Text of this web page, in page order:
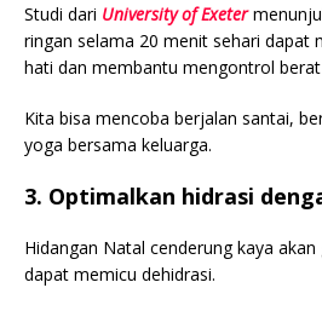
Studi dari University of Exeter
ringan selama 20 menit sehari dapat
hati dan membantu mengontrol berat
Kita bisa mencoba berjalan santai,
yoga bersama keluarga.
3. Optimalkan hidrasi
Hidangan Natal cenderung kaya
dapat memicu dehidrasi.